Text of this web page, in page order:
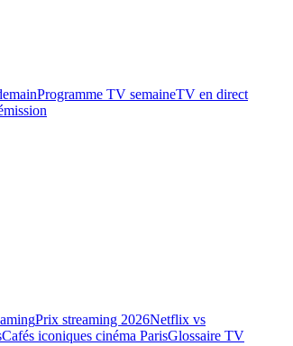
Programme TV semaineTV en direct
Prix streaming 2026Netflix vs
Cafés iconiques cinéma ParisGlossaire TV